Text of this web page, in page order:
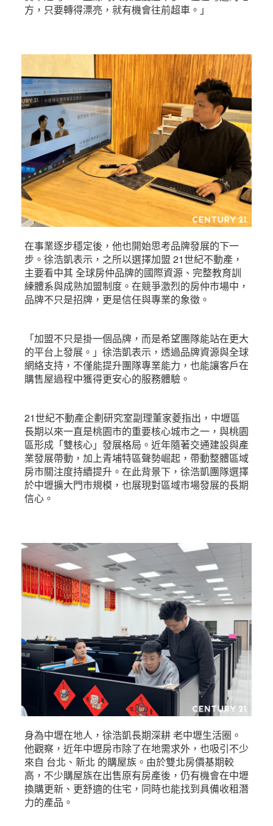
方，只要轉得漂亮，就有機會往前超車。」
在事業逐步穩定後，他也開始思考品牌發展的下一
步。徐浩凱表示，之所以選擇加盟 21世紀不動產，
主要看中其 全球房仲品牌的國際資源、完整教育訓
練體系與成熟加盟制度。在競爭激烈的房仲市場中，
品牌不只是招牌，更是信任與專業的象徵。
「加盟不只是掛一個品牌，而是希望團隊能站在更大
的平台上發展。」徐浩凱表示，透過品牌資源與全球
網絡支持，不僅能提升團隊專業能力，也能讓客戶在
購售屋過程中獲得更安心的服務體驗。
21世紀不動產企劃研究室副理董家菱指出，中壢區
長期以來一直是桃園市的重要核心城市之一，與桃園
區形成「雙核心」發展格局。近年隨著交通建設與產
業發展帶動，加上青埔特區聲勢崛起，帶動整體區域
房市關注度持續提升。在此背景下，徐浩凱團隊選擇
於中壢擴大門市規模，也展現對區域市場發展的長期
信心。
身為中壢在地人，徐浩凱長期深耕 老中壢生活圈。
他觀察，近年中壢房市除了在地需求外，也吸引不少
來自 台北、新北 的購屋族。由於雙北房價基期較
高，不少購屋族在出售原有房產後，仍有機會在中壢
換購更新、更舒適的住宅，同時也能找到具備收租潛
力的產品。